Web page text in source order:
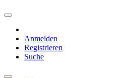
Anmelden
Registrieren
Suche